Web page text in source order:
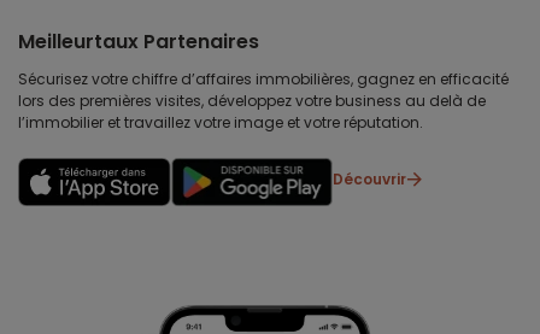
Meilleurtaux Partenaires
Sécurisez votre chiffre d’affaires immobilières, gagnez en efficacité
lors des premières visites, développez votre business au delà de
l’immobilier et travaillez votre image et votre réputation.
Découvrir